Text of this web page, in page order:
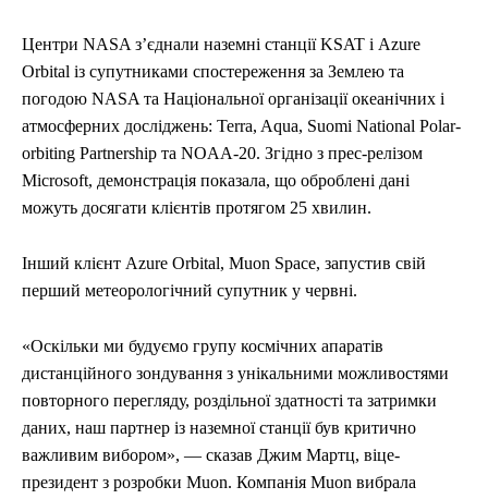
Центри NASA з’єднали наземні станції KSAT і Azure
Orbital із супутниками спостереження за Землею та
погодою NASA та Національної організації океанічних і
атмосферних досліджень: Terra, Aqua, Suomi National Polar-
orbiting Partnership та NOAA-20. Згідно з прес-релізом
Microsoft, демонстрація показала, що оброблені дані
можуть досягати клієнтів протягом 25 хвилин.
Інший клієнт Azure Orbital, Muon Space, запустив свій
перший метеорологічний супутник у червні.
«Оскільки ми будуємо групу космічних апаратів
дистанційного зондування з унікальними можливостями
повторного перегляду, роздільної здатності та затримки
даних, наш партнер із наземної станції був критично
важливим вибором», — сказав Джим Мартц, віце-
президент з розробки Muon. Компанія Muon вибрала